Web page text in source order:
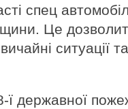
спец
Це
ситуації
державної